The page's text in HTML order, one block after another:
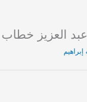
العزيز خطاب
إبراهيم